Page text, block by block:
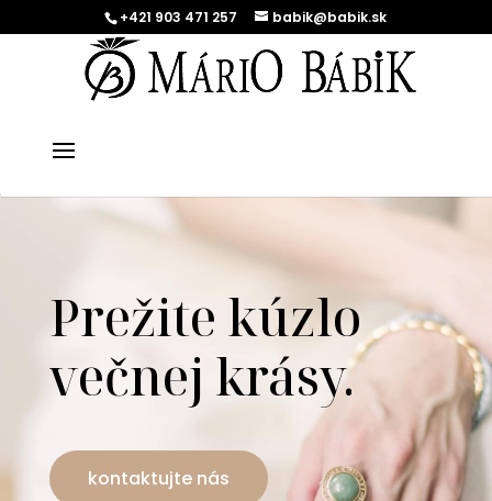
+421 903 471 257 babik@babik.sk
Prežite kúzlo
večnej krásy.
kontaktujte nás